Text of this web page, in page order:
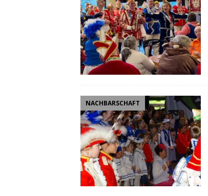
NACHBARSCHAFT